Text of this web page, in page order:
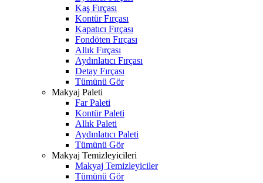
Kaş Fırçası
Kontür Fırçası
Kapatıcı Fırçası
Fondöten Fırçası
Allık Fırçası
Aydınlatıcı Fırçası
Detay Fırçası
Tümünü Gör
Makyaj Paleti
Far Paleti
Kontür Paleti
Allık Paleti
Aydınlatıcı Paleti
Tümünü Gör
Makyaj Temizleyicileri
Makyaj Temizleyiciler
Tümünü Gör